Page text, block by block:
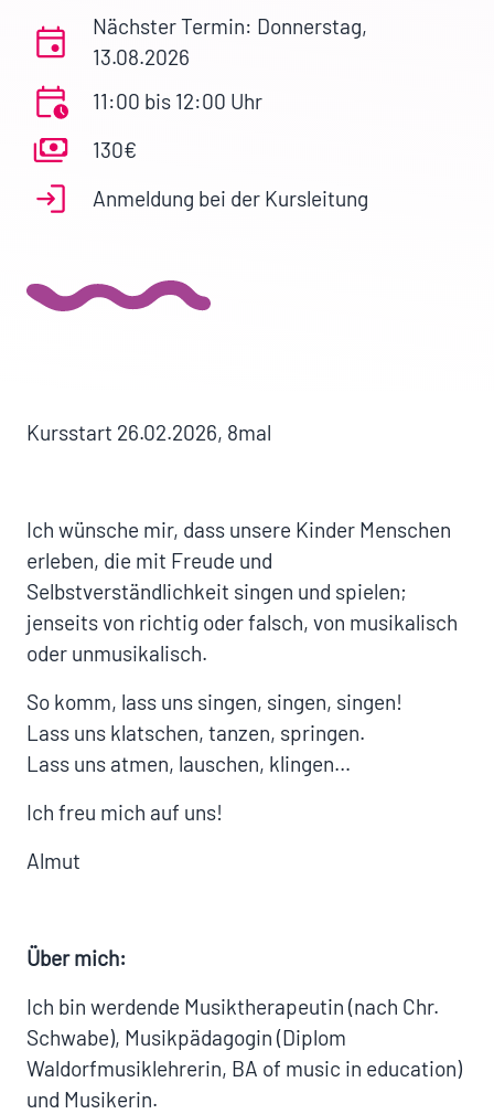
Nächster Termin: Donnerstag,
13.08.2026
11:00 bis 12:00 Uhr
130€
Anmeldung bei der Kursleitung
Kursstart 26.02.2026, 8mal
Ich wünsche mir, dass unsere Kinder Menschen
erleben, die mit Freude und
Selbstverständlichkeit singen und spielen;
jenseits von richtig oder falsch, von musikalisch
oder unmusikalisch.
So komm, lass uns singen, singen, singen!
Lass uns klatschen, tanzen, springen.
Lass uns atmen, lauschen, klingen…
Ich freu mich auf uns!
Almut
Über mich:
Ich bin werdende Musiktherapeutin (nach Chr.
Schwabe), Musikpädagogin (Diplom
Waldorfmusiklehrerin, BA of music in education)
und Musikerin.